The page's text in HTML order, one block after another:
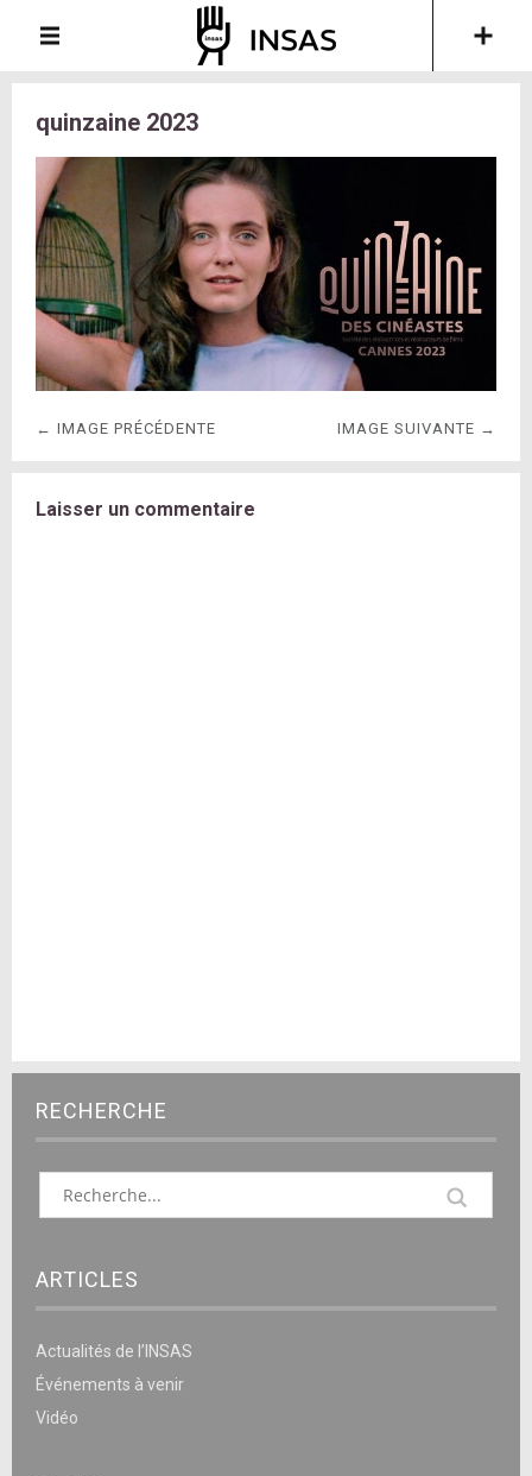
quinzaine 2023
← IMAGE PRÉCÉDENTE IMAGE SUIVANTE →
Laisser un commentaire
RECHERCHE
ARTICLES
Actualités de l’INSAS
Événements à venir
Vidéo